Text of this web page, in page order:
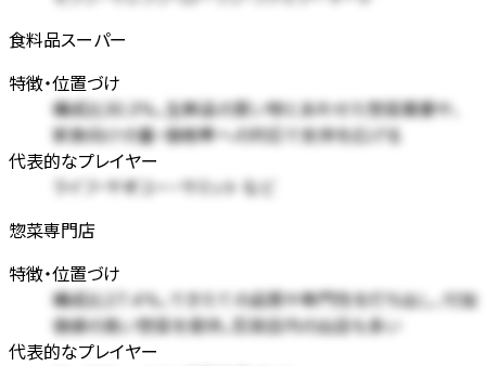
食料品スーパー
特徴・位置づけ
構成比30.3%。生鮮品の買い物とあわせた惣菜需要や、
家族向けの量・価格帯への対応で支持を広げる
代表的なプレイヤー
ライフ・ヤオコー・サミット など
惣菜専門店
特徴・位置づけ
構成比27.4%。できたての品質や専門性を打ち出し、付加
価値の高い惣菜を提供。百貨店内の出店も多い
代表的なプレイヤー